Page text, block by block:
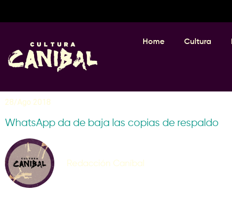
Home Cultura
28/Ago 2018
WhatsApp da de baja las copias de respaldo
Redacción Caníbal